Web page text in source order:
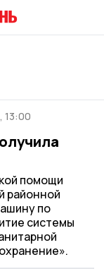
13:00
помощи
районной
по
системы